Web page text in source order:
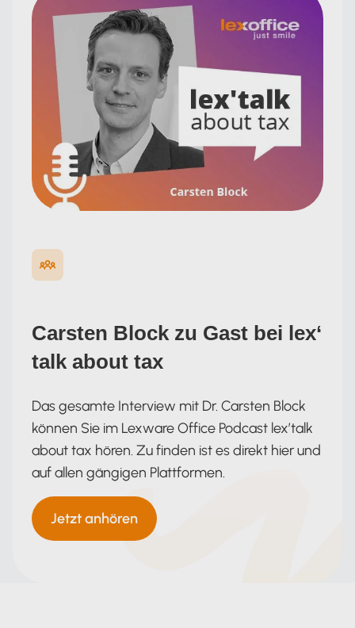
Carsten Block zu Gast bei lex‘
talk about tax
Das gesamte Interview mit Dr. Carsten Block
können Sie im Lexware Office Podcast lex’talk
about tax hören. Zu finden ist es direkt hier und
auf allen gängigen Plattformen.
Jetzt anhören